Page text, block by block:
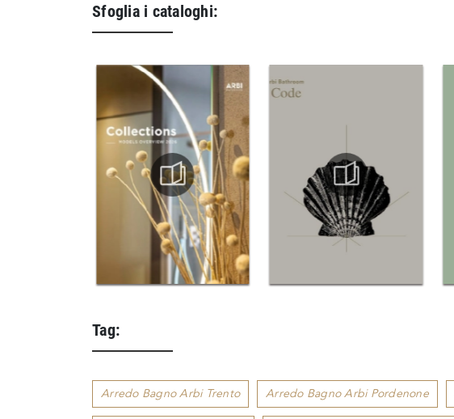
Sfoglia i cataloghi:
Tag:
Arredo Bagno Arbi Trento Arredo Bagno Arbi Pordenone